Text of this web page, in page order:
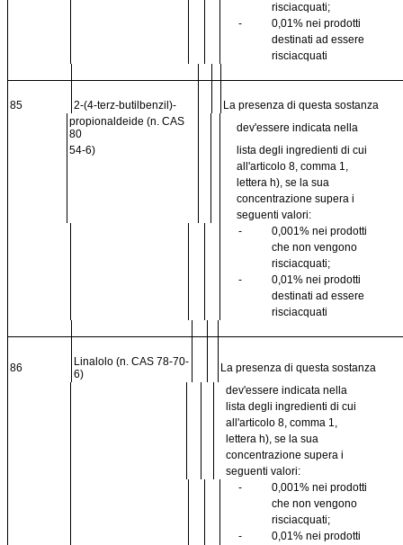
risciacquati;
-
0,01% nei prodotti
destinati ad essere
risciacquati
85 2-(4-terz-butilbenzil)-
La presenza di questa sostanza
propionaldeide (n. CAS
80
dev'essere indicata nella
54-6)
lista degli ingredienti di cui
all'articolo 8, comma 1,
lettera h), se la sua
concentrazione supera i
seguenti valori:
-
0,001% nei prodotti
che non vengono
risciacquati;
-
0,01% nei prodotti
destinati ad essere
risciacquati
86
Linalolo (n. CAS 78-70-
6)
La presenza di questa sostanza
dev'essere indicata nella
lista degli ingredienti di cui
all'articolo 8, comma 1,
lettera h), se la sua
concentrazione supera i
seguenti valori:
-
0,001% nei prodotti
che non vengono
risciacquati;
-
0,01% nei prodotti